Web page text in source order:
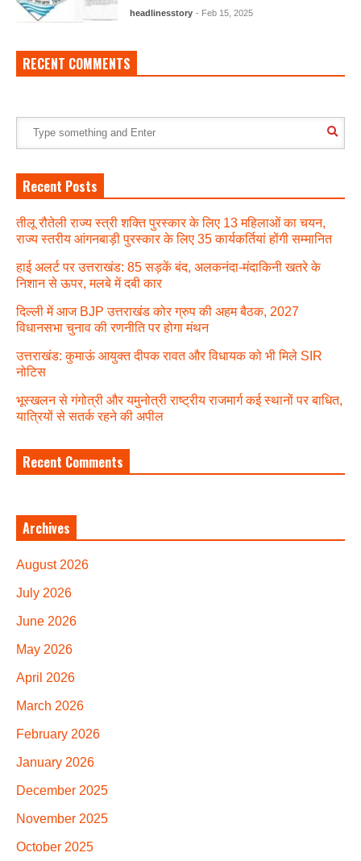
headlinesstory - Feb 15, 2025
RECENT COMMENTS
Recent Posts
तीलू रौतेली राज्य स्त्री शक्ति पुरस्कार के लिए 13 महिलाओं का चयन,
राज्य स्तरीय आंगनबाड़ी पुरस्कार के लिए 35 कार्यकर्तियां होंगी सम्मानित
हाई अलर्ट पर उत्तराखंड: 85 सड़कें बंद, अलकनंदा-मंदाकिनी खतरे के
निशान से ऊपर, मलबे में दबी कार
दिल्ली में आज BJP उत्तराखंड कोर ग्रुप की अहम बैठक, 2027
विधानसभा चुनाव की रणनीति पर होगा मंथन
उत्तराखंड: कुमाऊं आयुक्त दीपक रावत और विधायक को भी मिले SIR
नोटिस
भूस्खलन से गंगोत्री और यमुनोत्री राष्ट्रीय राजमार्ग कई स्थानों पर बाधित,
यात्रियों से सतर्क रहने की अपील
Recent Comments
Archives
August 2026
July 2026
June 2026
May 2026
April 2026
March 2026
February 2026
January 2026
December 2025
November 2025
October 2025